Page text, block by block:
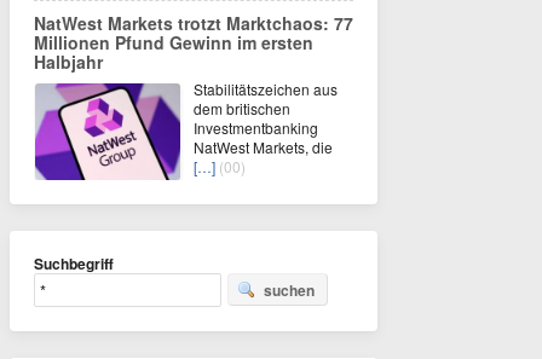
NatWest Markets trotzt Marktchaos: 77
Millionen Pfund Gewinn im ersten
Halbjahr
Stabilitätszeichen aus
dem britischen
Investmentbanking
NatWest Markets, die
[…] (00)
Suchbegriff
suchen